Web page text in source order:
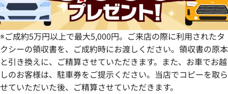
※ご成約5万円以上で最大5,000円。ご来店の際に利用されたタ
クシーの領収書を、ご成約時にお渡しください。領収書の原本
と引き換えに、ご精算させていただきます。また、お車でお越
しのお客様は、駐車券をご提示ください。当店でコピーを取ら
せていただいた後、ご精算させていただきます。